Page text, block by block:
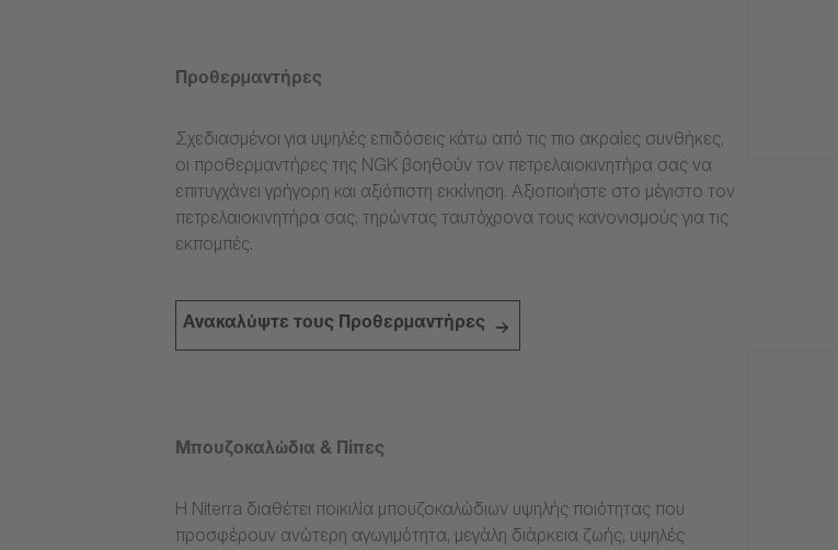
Προθερμαντήρες
Σχεδιασμένοι για υψηλές επιδόσεις κάτω από τις πιο ακραίες συνθήκες,
οι προθερμαντήρες της NGK βοηθούν τον πετρελαιοκινητήρα σας να
επιτυγχάνει γρήγορη και αξιόπιστη εκκίνηση. Αξιοποιήστε στο μέγιστο τον
πετρελαιοκινητήρα σας, τηρώντας ταυτόχρονα τους κανονισμούς για τις
εκπομπές.
Ανακαλύψτε τους Προθερμαντήρες
Μπουζοκαλώδια & Πίπες
Η Niterra διαθέτει ποικιλία μπουζοκαλώδιων υψηλής ποιότητας που
προσφέρουν ανώτερη αγωγιμότητα, μεγάλη διάρκεια ζωής, υψηλές